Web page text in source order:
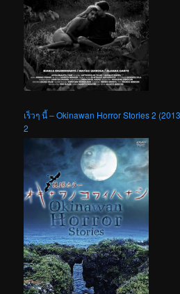
เร็วๆ นี้ – Okinawan Horror Stories 2
2